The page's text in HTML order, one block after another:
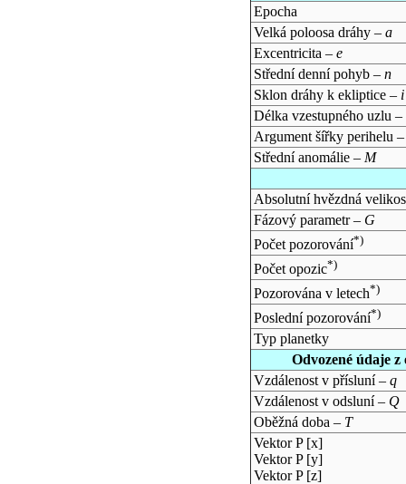
Epocha
Velká poloosa dráhy – a
Excentricita – e
Střední denní pohyb – n
Sklon dráhy k ekliptice – i
Délka vzestupného uzlu –
Argument šířky perihelu
Střední anomálie – M
Absolutní hvězdná
Fázový parametr – G
Počet pozorování*)
Počet opozic*)
Pozorována v letech*)
Poslední pozorování*)
Typ planetky
Odvozené údaje
Vzdálenost v přísluní – q
Vzdálenost v odsluní – Q
Oběžná doba – T
Vektor P [x]
Vektor P [y]
Vektor P [z]